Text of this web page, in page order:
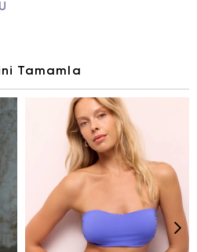
Tamamla